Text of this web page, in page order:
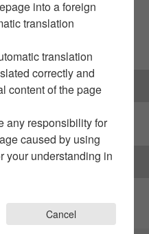
into a foreign
translation
translation
correctly and
content of the page
any responsibility for
caused by using
your understanding in
Cancel